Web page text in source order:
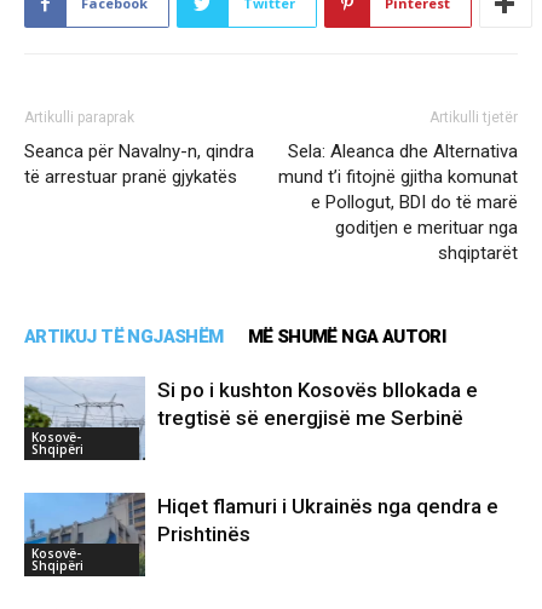
Artikulli paraprak
Seanca për Navalny-n, qindra
të arrestuar pranë gjykatës
Artikulli tjetër
Sela: Aleanca dhe Alternativa
mund t’i fitojnë gjitha komunat
e Pollogut, BDI do të marë
goditjen e merituar nga
shqiptarët
ARTIKUJ TË NGJASHËM MË SHUMË NGA AUTORI
Kosovë-
Shqipëri
Si po i kushton Kosovës bllokada e
tregtisë së energjisë me Serbinë
Kosovë-
Shqipëri
Hiqet flamuri i Ukrainës nga qendra e
Prishtinës